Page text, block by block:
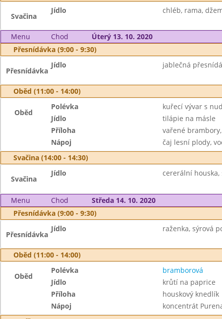
Svačina
Jídlo chléb, rama,
Menu Chod
Úterý 13. 10. 2020
Přesnídávka (9:00 - 9:30)
Přesnídávka
Jídlo jablečná
Oběd (11:00 - 14:00)
Oběd
Polévka
kuřecí vývar s
Jídlo
tilápie na másle
Příloha
vařené
Nápoj
čaj lesní plody,
Svačina (14:00 - 14:30)
Svačina
Jídlo cererální houska,
Menu Chod
Středa 14. 10. 2020
Přesnídávka (9:00 - 9:30)
Přesnídávka
Jídlo raženka, sýrová
Oběd (11:00 - 14:00)
Oběd
Polévka
bramborová
Jídlo
krůtí na paprice
Příloha
houskový knedlík
Nápoj
koncentrát